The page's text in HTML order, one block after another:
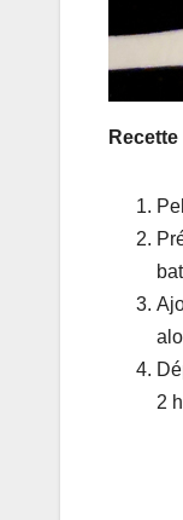
Recette
2